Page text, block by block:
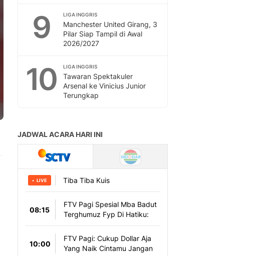
9 LIGA INGGRIS
Manchester United Girang, 3
Pilar Siap Tampil di Awal
2026/2027
10 LIGA INGGRIS
Tawaran Spektakuler
Arsenal ke Vinicius Junior
Terungkap